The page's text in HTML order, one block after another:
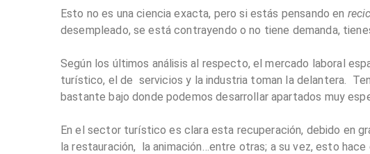
Esto no es una ciencia exacta, pero si estás pensando en
desempleado, se está contrayendo o no tiene demanda,
Según los últimos análisis al respecto, el mercado laboral
turístico, el de servicios y la industria toman la delantera.
bastante bajo donde podemos desarrollar apartados muy
En el sector turístico es clara esta recuperación, debido en
la restauración, la animación…entre otras; a su vez, esto